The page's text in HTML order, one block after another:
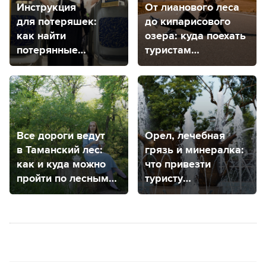
Инструкция
для потеряшек:
как найти
потерянные
или забытые вещи
в Ставрополе?
От лианового леса
до кипарисового
озера: куда поехать
туристам
из Ставропольского
края, чтобы
погулять
на природе
Все дороги ведут
в Таманский лес:
как и куда можно
пройти по лесным
тропам
Орел, лечебная
грязь и минералка:
что привезти
туристу
из Кавказских